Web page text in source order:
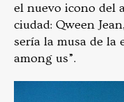
el nuevo icono del
ciudad: Qween
sería la musa de la
among us”.